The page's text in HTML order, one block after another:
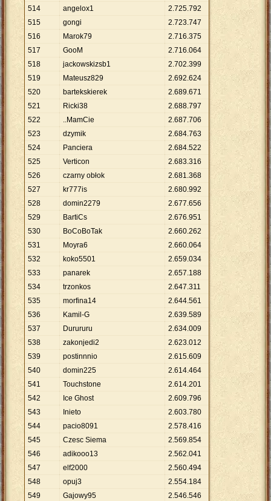
514
angelox1 2.725.792
515
gongi 2.723.747
516
Marok79 2.716.375
517
GooM 2.716.064
518
jackowskizsb1 2.702.399
519
Mateusz829 2.692.624
520
bartekskierek 2.689.671
521
Ricki38 2.688.797
522
..MamCie 2.687.706
523
dzymik 2.684.763
524
Panciera 2.684.522
525
Verticon 2.683.316
526
czarny obłok 2.681.368
527
kr777is 2.680.992
528
domin2279 2.677.656
529
BartiCs 2.676.951
530
BoCoBoTak 2.660.262
531
Moyra6 2.660.064
532
koko5501 2.659.034
533
panarek 2.657.188
534
trzonkos 2.647.311
535
morfina14 2.644.561
536
Kamil-G 2.639.589
537
Durururu 2.634.009
538
zakonjedi2 2.623.012
539
postinnnio 2.615.609
540
domin225 2.614.464
541
Touchstone 2.614.201
542
Ice Ghost 2.609.796
543
Inieto 2.603.780
544
pacio8091 2.578.416
545
Czesc Siema 2.569.854
546
adikooo13 2.562.041
547
elf2000 2.560.494
548
opuj3 2.554.184
549
Gajowy95 2.546.546